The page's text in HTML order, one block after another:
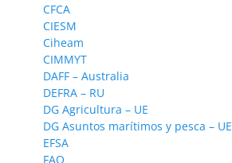
CFCA
CIESM
Ciheam
CIMMYT
DAFF – Australia
DEFRA – RU
DG Agricultura – UE
DG Asuntos marítimos y pesca – UE
EFSA
FAO